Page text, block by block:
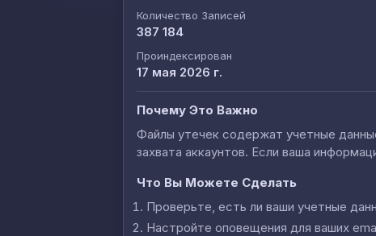
Количество Записей
387 184
Проиндексирован
17 мая 2026 г.
Почему Это Важно
Файлы утечек содержат учетные
захвата аккаунтов. Если ваша
Что Вы Можете Сделать
Проверьте, есть ли ваши учетные
Настройте оповещения для ваших